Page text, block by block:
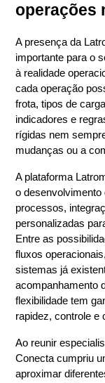
operações
A presença da
importante para o
à realidade
cada operação
frota, tipos de
indicadores e
rígidas nem
mudanças ou a
A plataforma
o
processos,
personalizadas
Entre as
fluxos
sistemas já
acompanhamento
flexibilidade tem
rapidez, controle e
Ao reunir
Conecta cumpriu
aproximar